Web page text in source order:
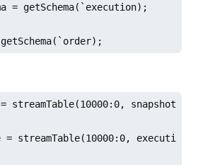
= getSchema(`execution);
streamTable(10000:0,
= streamTable(10000:0,